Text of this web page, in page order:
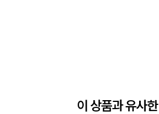
이 상품과 유사한